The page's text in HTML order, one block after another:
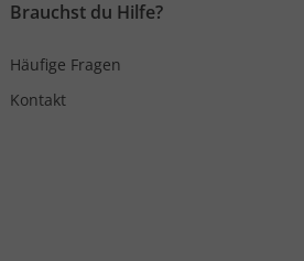
Brauchst du Hilfe?
Häufige Fragen
Kontakt